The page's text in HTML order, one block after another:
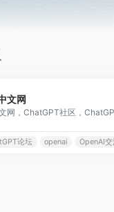
文网
网，ChatGPT社区，
论坛 openai OpenAI